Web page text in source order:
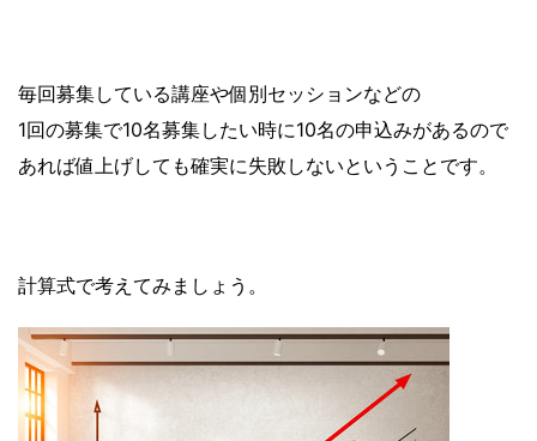
毎回募集している講座や個別セッションなどの
1回の募集で10名募集したい時に10名の申込みがあるので
あれば値上げしても確実に失敗しないということです。
計算式で考えてみましょう。